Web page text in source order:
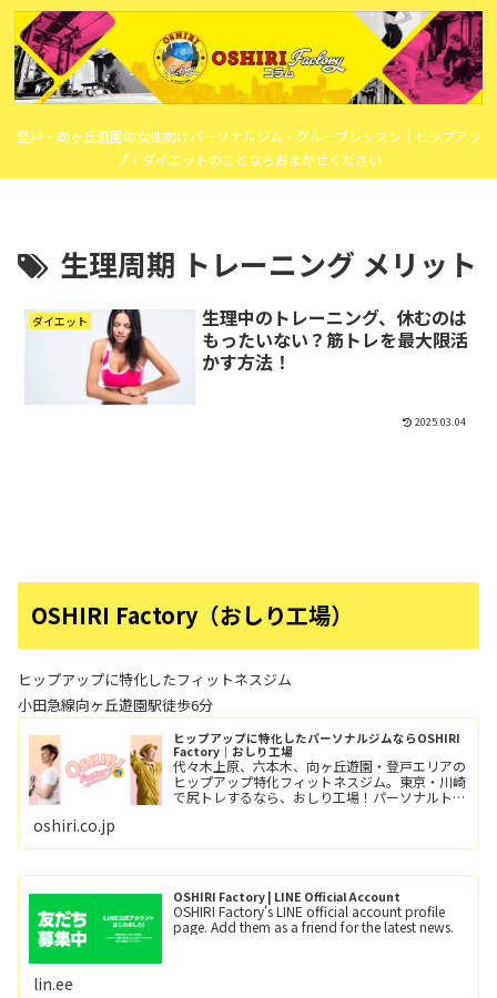
登戸・向ヶ丘遊園の女性向けパーソナルジム・グループレッスン｜ヒップアッ
プ・ダイエットのことならおまかせください
生理周期 トレーニング メリット
ダイエット
生理中のトレーニング、休むのは
もったいない？筋トレを最大限活
かす方法！
2025.03.04
OSHIRI Factory（おしり工場）
ヒップアップに特化したフィットネスジム
小田急線向ヶ丘遊園駅徒歩6分
ヒップアップに特化したパーソナルジムならOSHIRI
Factory｜おしり工場
代々木上原、六本木、向ヶ丘遊園・登戸エリアの
ヒップアップ特化フィットネスジム。東京・川崎
で尻トレするなら、おしり工場！パーソナルトレ
oshiri.co.jp
OSHIRI Factory | LINE Official Account
OSHIRI Factory's LINE official account profile
page. Add them as a friend for the latest news.
lin.ee